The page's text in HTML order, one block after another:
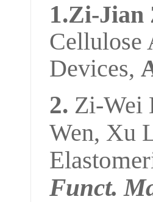
1.Zi‐Jian
Cellulose
Devices,
2. Zi-Wei
Wen, Xu
Funct.